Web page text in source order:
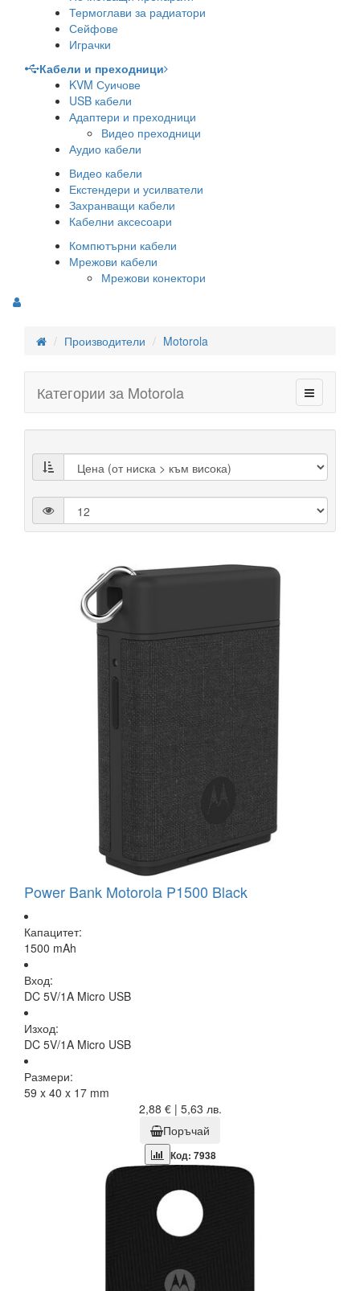
Термоглави за радиатори
Сейфове
Играчки
Кабели и преходници
KVM Суичове
USB кабели
Адаптери и преходници
Видео преходници
Аудио кабели
Видео кабели
Екстендери и усилватели
Захранващи кабели
Кабелни аксесоари
Компютърни кабели
Мрежови кабели
Мрежови конектори
Производители Motorola
Категории за Motorola
Power Bank Motorola P1500 Black
Капацитет:
1500 mAh
Вход:
DC 5V/1A Micro USB
Изход:
DC 5V/1A Micro USB
Размери:
59 x 40 x 17 mm
2,88 € | 5,63 лв.
Поръчай
Код: 7938